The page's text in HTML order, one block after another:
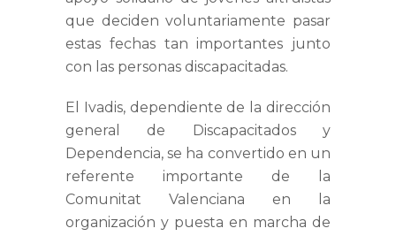
que deciden voluntariamente pasar
estas fechas tan importantes junto
con las personas discapacitadas.
El Ivadis, dependiente de la dirección
general de Discapacitados y
Dependencia, se ha convertido en un
referente importante de la
Comunitat Valenciana en la
organización y puesta en marcha de